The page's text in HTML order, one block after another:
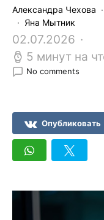
Александра Чехова
Яна Мытник
02.07.2026
5 минут на
No comments
Опубликовать